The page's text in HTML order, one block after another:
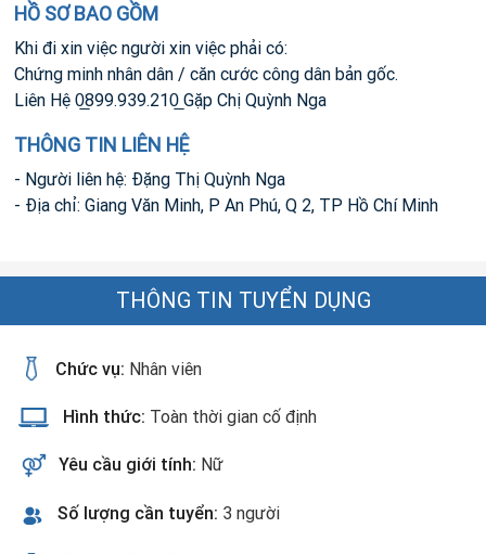
HỒ SƠ BAO GỒM
Khi đi xin việc người xin việc phải có:
Chứng minh nhân dân / căn cước công dân bản gốc.
Liên Hệ 0̲899.939.210̲ Gặp Chị Quỳnh Nga
THÔNG TIN LIÊN HỆ
- Người liên hệ: Đặng Thị Quỳnh Nga
- Địa chỉ: Giang Văn Minh, P An Phú, Q 2, TP Hồ Chí Minh
THÔNG TIN TUYỂN DỤNG
Chức vụ: Nhân viên
Hình thức: Toàn thời gian cố định
Yêu cầu giới tính: Nữ
Số lượng cần tuyển: 3 người